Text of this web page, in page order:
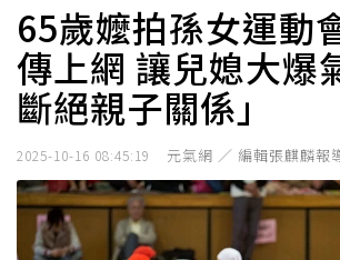
65歲嬤拍孫女運動
傳上網 讓兒媳大爆
斷絕親子關係」
2025-10-16 08:45:19 元氣網 ／ 編輯張麒麟報